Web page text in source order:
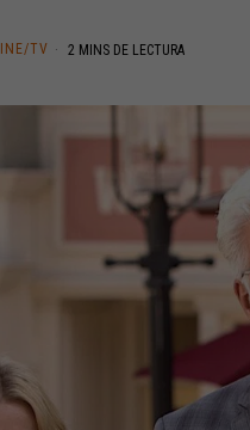
TV 2 MINS DE LECTURA